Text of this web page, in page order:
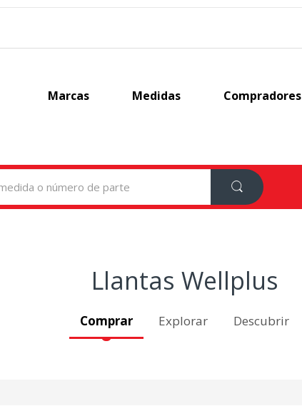
Marcas Medidas Compradores
Llantas Wellplus
Comprar Explorar Descubrir